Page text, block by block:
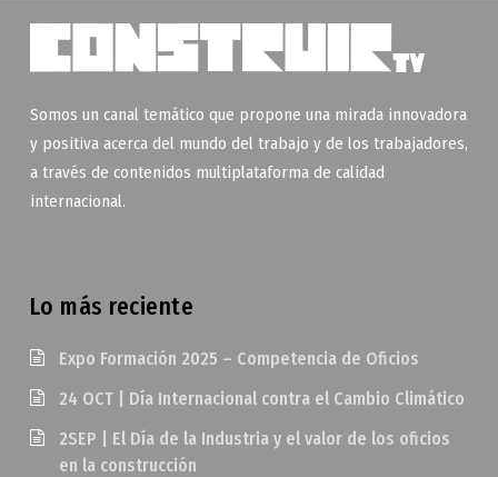
Somos un canal temático que propone una mirada innovadora
y positiva acerca del mundo del trabajo y de los trabajadores,
a través de contenidos multiplataforma de calidad
internacional.
Lo más reciente
Expo Formación 2025 – Competencia de Oficios
24 OCT | Día Internacional contra el Cambio Climático
2SEP | El Día de la Industria y el valor de los oficios
en la construcción